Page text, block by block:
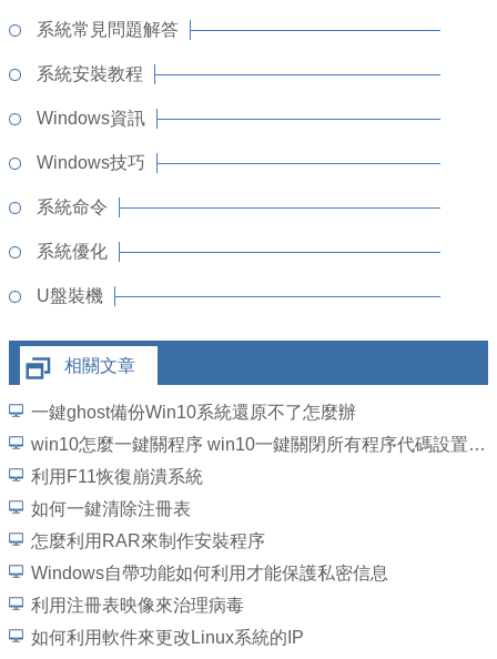
系統常見問題解答
系統安裝教程
Windows資訊
Windows技巧
系統命令
系統優化
U盤裝機
相關文章
一鍵ghost備份Win10系統還原不了怎麼辦
win10怎麼一鍵關程序 win10一鍵關閉所有程序代碼設置教程
利用F11恢復崩潰系統
如何一鍵清除注冊表
怎麼利用RAR來制作安裝程序
Windows自帶功能如何利用才能保護私密信息
利用注冊表映像來治理病毒
如何利用軟件來更改Linux系統的IP